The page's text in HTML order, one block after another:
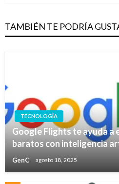
TAMBIÉN TE PODRÍA
TECNOLOGÍA
Google Flights te ayuda a
baratos con inteligencia
GenC agosto 18, 2025